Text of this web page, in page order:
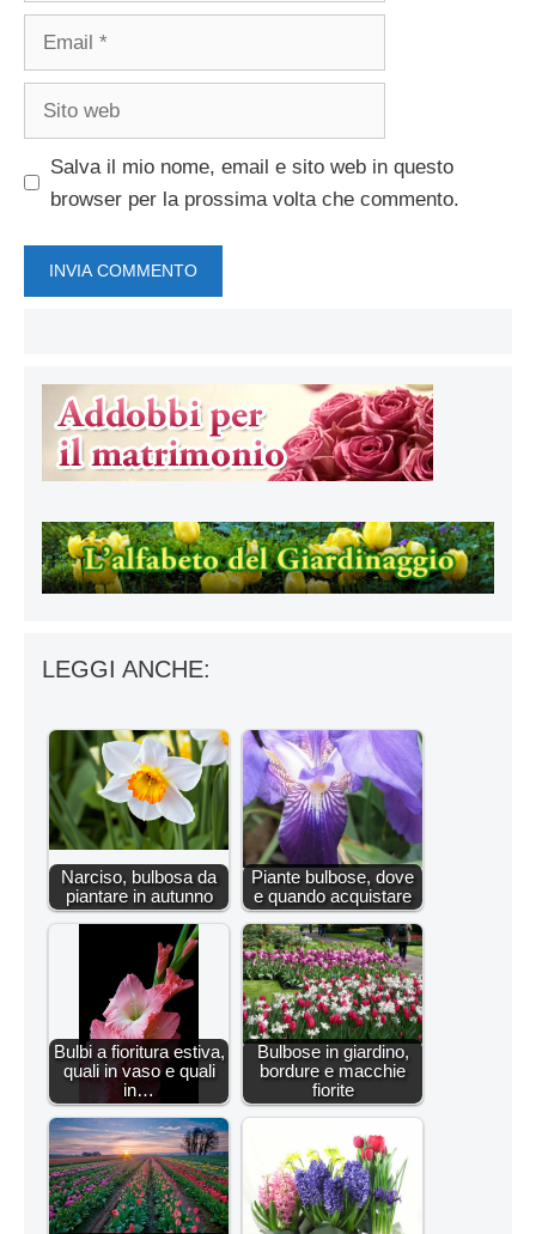
Salva il mio nome, email e sito web in questo
browser per la prossima volta che commento.
LEGGI ANCHE:
Narciso, bulbosa da
piantare in autunno
Piante bulbose, dove
e quando acquistare
Bulbi a fioritura estiva,
quali in vaso e quali
in…
Bulbose in giardino,
bordure e macchie
fiorite